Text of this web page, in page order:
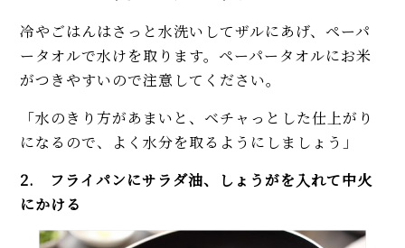
冷やごはんはさっと水洗いしてザルにあげ、ペーパ
ータオルで水けを取ります。ペーパータオルにお米
がつきやすいので注意してください。
「水のきり方があまいと、ベチャっとした仕上がり
になるので、よく水分を取るようにしましょう」
2. フライパンにサラダ油、しょうがを入れて中火
にかける